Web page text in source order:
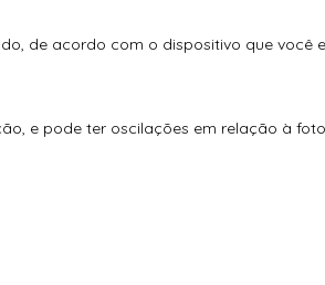
de acordo com o dispositivo que você
e pode ter oscilações em relação à